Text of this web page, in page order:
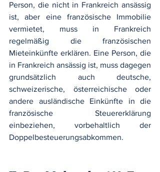
Person, die nicht in Frankreich ansässig
ist, aber eine französische Immobilie
vermietet, muss in Frankreich
regelmäßig die französischen
Mieteinkünfte erklären. Eine Person, die
in Frankreich ansässig ist, muss dagegen
grundsätzlich auch deutsche,
schweizerische, österreichische oder
andere ausländische Einkünfte in die
französische Steuererklärung
einbeziehen, vorbehaltlich der
Doppelbesteuerungsabkommen.